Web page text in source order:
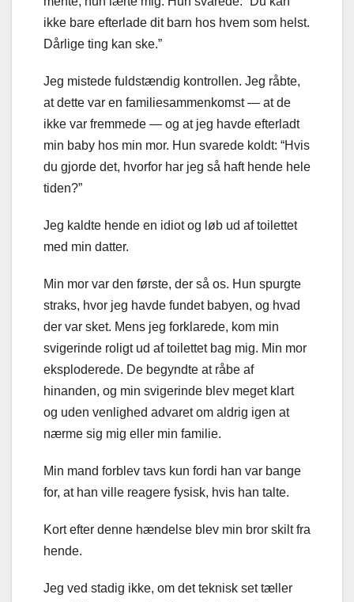
ikke bare efterlade dit barn hos hvem som helst.
Dårlige ting kan ske.”
Jeg mistede fuldstændig kontrollen. Jeg råbte,
at dette var en familiesammenkomst — at de
ikke var fremmede — og at jeg havde efterladt
min baby hos min mor. Hun svarede koldt: “Hvis
du gjorde det, hvorfor har jeg så haft hende hele
tiden?”
Jeg kaldte hende en idiot og løb ud af toilettet
med min datter.
Min mor var den første, der så os. Hun spurgte
straks, hvor jeg havde fundet babyen, og hvad
der var sket. Mens jeg forklarede, kom min
svigerinde roligt ud af toilettet bag mig. Min mor
eksploderede. De begyndte at råbe af
hinanden, og min svigerinde blev meget klart
og uden venlighed advaret om aldrig igen at
nærme sig mig eller min familie.
Min mand forblev tavs kun fordi han var bange
for, at han ville reagere fysisk, hvis han talte.
Kort efter denne hændelse blev min bror skilt fra
hende.
Jeg ved stadig ikke, om det teknisk set tæller